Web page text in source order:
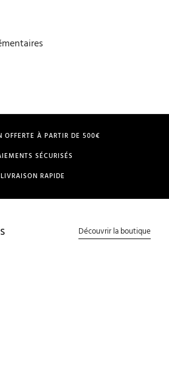
OFFERTE À PARTIR DE 500€
SÉCURISÉS
LIVRAISON RAPIDE
Découvrir la boutique